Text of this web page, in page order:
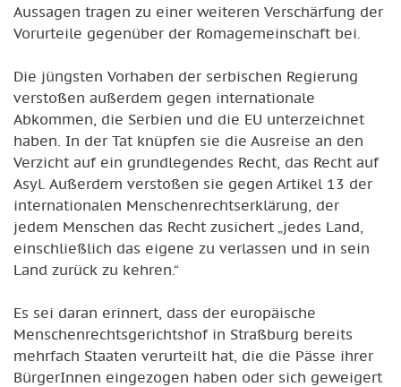
Aussagen tragen zu einer weiteren Verschärfung der
Vorurteile gegenüber der Romagemeinschaft bei.
Die jüngsten Vorhaben der serbischen Regierung
verstoßen außerdem gegen internationale
Abkommen, die Serbien und die EU unterzeichnet
haben. In der Tat knüpfen sie die Ausreise an den
Verzicht auf ein grundlegendes Recht, das Recht auf
Asyl. Außerdem verstoßen sie gegen Artikel 13 der
internationalen Menschenrechtserklärung, der
jedem Menschen das Recht zusichert „jedes Land,
einschließlich das eigene zu verlassen und in sein
Land zurück zu kehren.“
Es sei daran erinnert, dass der europäische
Menschenrechtsgerichtshof in Straßburg bereits
mehrfach Staaten verurteilt hat, die die Pässe ihrer
BürgerInnen eingezogen haben oder sich geweigert